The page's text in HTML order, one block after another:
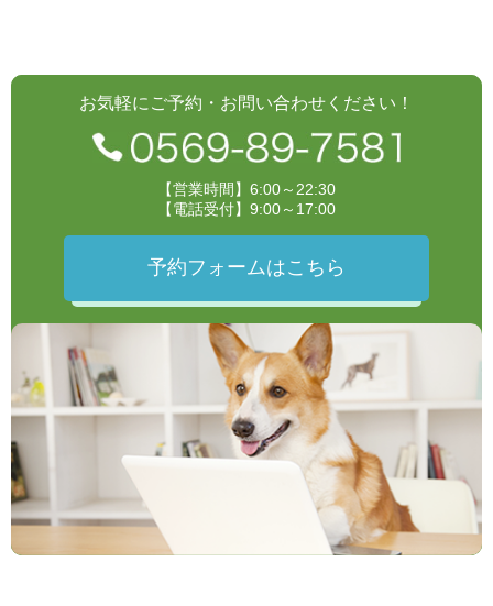
お気軽にご予約・お問い合わせください！
【営業時間】6:00～22:30
【電話受付】9:00～17:00
予約フォームはこちら